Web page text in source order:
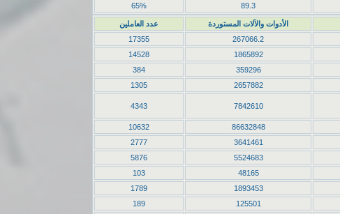
65%
89.3
عدد العاملين الأدوات والآلات المستوردة
17355
267066.2
14528
1865892
384
359296
1305
2657882
4343 7842610
10632
86632848
2777
3641461
5876
5524683
103
48165
1789
1893453
189
125501